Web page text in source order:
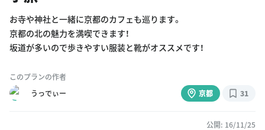
お寺や神社と一緒に京都のカフェも巡ります。
京都の北の魅力を満喫できます！
坂道が多いので歩きやすい服装と靴がオススメです！
このプランの作者
うっでぃー
京都 31
公開: 16/11/25